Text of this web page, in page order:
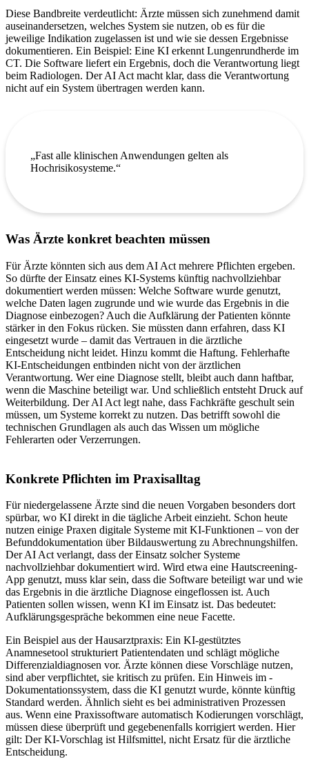
Diese Bandbreite verdeutlicht: Ärzte müssen sich zunehmend damit
auseinandersetzen, welches System sie nutzen, ob es für die
jeweilige Indikation zugelassen ist und wie sie dessen Ergebnisse
dokumentieren. Ein Beispiel: Eine KI erkennt Lungenrundherde im
CT. Die Software liefert ein Ergebnis, doch die Verantwortung liegt
beim Radiologen. Der AI Act macht klar, dass die Verantwortung
nicht auf ein System übertragen werden kann.
„Fast alle klinischen Anwendungen gelten als
Hochrisikosysteme.“
Was Ärzte konkret beachten müssen
Für Ärzte könnten sich aus dem AI Act mehrere Pflichten ergeben.
So dürfte der Einsatz eines KI-Systems künftig nachvollziehbar
dokumentiert werden müssen: Welche Software wurde genutzt,
welche Daten lagen zugrunde und wie wurde das Ergebnis in die
Diagnose einbezogen? Auch die Aufklärung der Patienten könnte
stärker in den Fokus rücken. Sie müssten dann erfahren, dass KI
eingesetzt wurde – damit das Vertrauen in die ärztliche
Entscheidung nicht leidet. Hinzu kommt die Haftung. Fehlerhafte
KI-Entscheidungen entbinden nicht von der ärztlichen
Verantwortung. Wer eine Diagnose stellt, bleibt auch dann haftbar,
wenn die Maschine beteiligt war. Und schließlich entsteht Druck auf
Weiterbildung. Der AI Act legt nahe, dass Fachkräfte geschult sein
müssen, um Systeme korrekt zu nutzen. Das betrifft sowohl die
technischen Grundlagen als auch das Wissen um mögliche
Fehlerarten oder Verzerrungen.
Konkrete Pflichten im Praxisalltag
Für niedergelassene Ärzte sind die neuen Vorgaben besonders dort
spürbar, wo KI direkt in die tägliche Arbeit einzieht. Schon heute
nutzen einige Praxen digitale Systeme mit KI-Funktionen – von der
Befunddokumentation über Bildauswertung zu Abrechnungshilfen.
Der AI Act verlangt, dass der Einsatz solcher Systeme
nachvollziehbar dokumentiert wird. Wird etwa eine Hautscreening-
App genutzt, muss klar sein, dass die Software beteiligt war und wie
das Ergebnis in die ärztliche Diagnose eingeflossen ist. Auch
Patienten sollen wissen, wenn KI im Einsatz ist. Das bedeutet:
Aufklärungsgespräche bekommen eine neue Facette.
Ein Beispiel aus der Hausarztpraxis: Ein KI-gestütztes
Anamnesetool strukturiert Patientendaten und schlägt mögliche
Differenzialdiagnosen vor. Ärzte können diese Vorschläge nutzen,
sind aber verpflichtet, sie kritisch zu prüfen. Ein Hinweis im ­
Dokumentationssystem, dass die KI genutzt wurde, könnte künftig
Standard werden. Ähnlich sieht es bei administrativen Prozessen
aus. Wenn eine Praxissoftware automatisch Kodierungen vorschlägt,
müssen diese überprüft und gegebenenfalls korrigiert werden. Hier
gilt: Der KI-Vorschlag ist Hilfsmittel, nicht Ersatz für die ärztliche
Entscheidung.